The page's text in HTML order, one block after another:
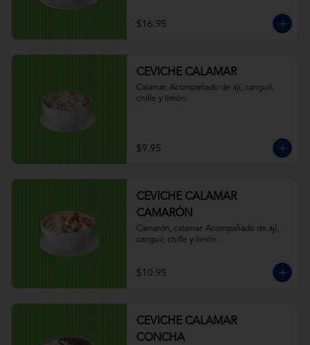
$16.95
CEVICHE CALAMAR
Calamar. Acompañado de ají, canguil,
chifle y limón.
$9.95
CEVICHE CALAMAR
CAMARÓN
Camarón, calamar. Acompañado de ají,
canguil, chifle y limón.
$10.95
CEVICHE CALAMAR
CONCHA